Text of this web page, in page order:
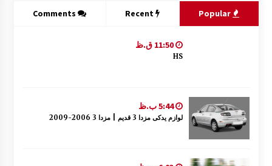
Recent
Comments
11:50 ق.ظ
HS
5:44 ب.ظ
لوازم یدکی مزدا 3 قدیم | مزدا 3 2006-2009